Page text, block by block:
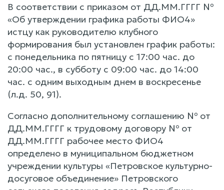
В соответствии с приказом от ДД.ММ.ГГГГ №
«Об утверждении графика работы ФИО4»
истцу как руководителю клубного
формирования был установлен график работы:
с понедельника по пятницу с 17:00 час. до
20:00 час., в субботу с 09:00 час. до 14:00
час. с одним выходным днем в воскресенье
(л.д. 50, 91).
Согласно дополнительному соглашению № от
ДД.ММ.ГГГГ к трудовому договору № от
ДД.ММ.ГГГГ рабочее место ФИО4
определено в муниципальном бюджетном
учреждении культуры «Петровское культурно-
досуговое объединение» Петровского